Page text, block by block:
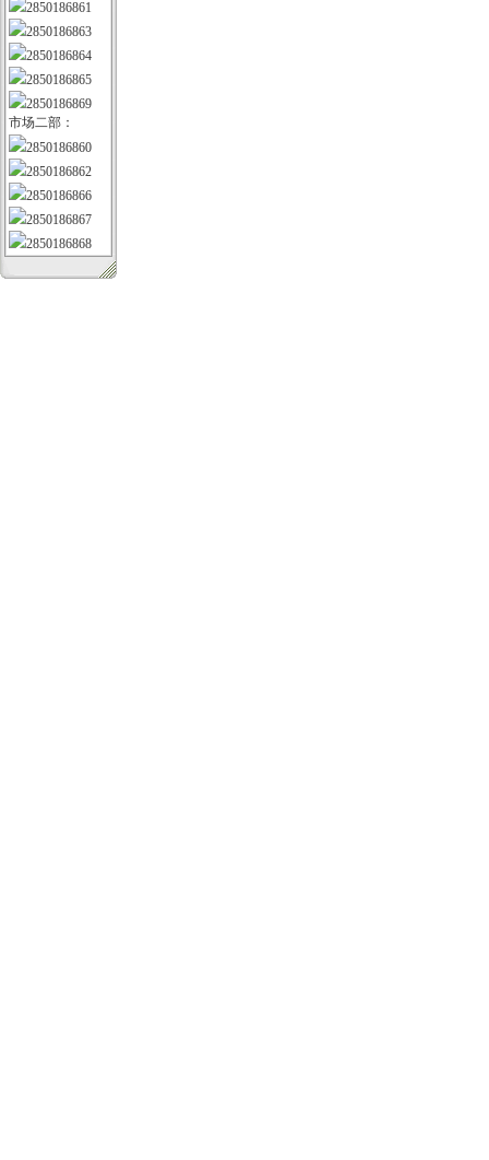
2850186861
2850186863
2850186864
2850186865
2850186869
市场二部：
2850186860
2850186862
2850186866
2850186867
2850186868